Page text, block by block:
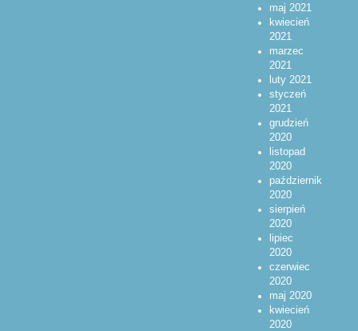
maj 2021
kwiecień
2021
marzec
2021
luty 2021
styczeń
2021
grudzień
2020
listopad
2020
październik
2020
sierpień
2020
lipiec
2020
czerwiec
2020
maj 2020
kwiecień
2020